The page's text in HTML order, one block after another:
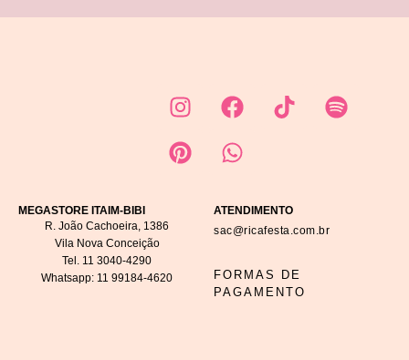
MEGASTORE ITAIM-BIBI
R. João Cachoeira, 1386
Vila Nova Conceição
Tel. 11 3040-4290
Whatsapp: 11 99184-4620
ATENDIMENTO
sac@ricafesta.com.br
FORMAS DE
PAGAMENTO